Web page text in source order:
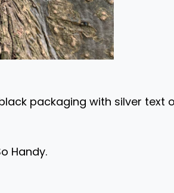
packaging with silver text
Handy.